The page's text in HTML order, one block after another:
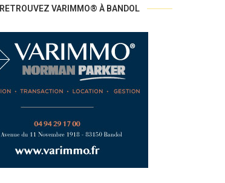
RETROUVEZ VARIMMO® À BANDOL